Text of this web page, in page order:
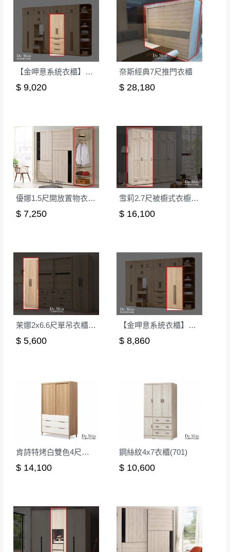
【金呷意系統衣櫃】2.5尺下三抽衣櫃-可訂製
$ 9,020
奈斯經典7尺推門衣櫃
$ 28,180
優娜1.5尺開放置物衣櫥(U10)
$ 7,250
雪莉2.7尺被櫥式衣櫥(單吊)
$ 16,100
茉娜2x6.6尺單吊衣櫃(07-2)
$ 5,600
【金呷意系統衣櫃】2.5尺下二抽衣櫃-可訂製
$ 8,860
肯詩特烤白雙色4尺衣櫥(519)
$ 14,100
鋼絲紋4x7衣櫃(701)
$ 10,600